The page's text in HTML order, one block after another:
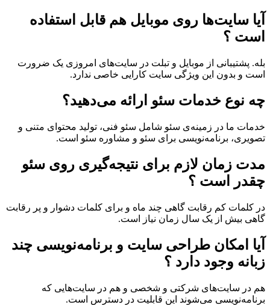
آیا سایت‌ها روی موبایل هم قابل استفاده
است ؟
بله. پشتیبانی از موبایل و تبلت در سایت‌های امروزی یک ضرورت
است و بدون این ویژگی سایت کارایی خاصی ندارد.
چه نوع خدمات سئو ارائه می‌دهید؟
خدمات ما در زمینه‌ی سئو شامل سئو فنی، تولید محتوای متنی و
تصویری، برنامه‌نویسی برای سئو و مشاوره سئو است.
مدت زمان لازم برای نتیجه‌گیری روی سئو
چقدر است ؟
در کلمات کم رقابت گاهی چند ماه و برای کلمات دشوار و پر رقابت
گاهی بیش از یک سال زمان نیاز است.
آیا امکان طراحی سایت و برنامه‌نویسی چند
زبانه وجود دارد ؟
هم در سایت‌های شرکتی و شخصی و هم در سایت‌هایی که
برنامه‌نویسی می‌شوند این قابلیت در دسترس است.